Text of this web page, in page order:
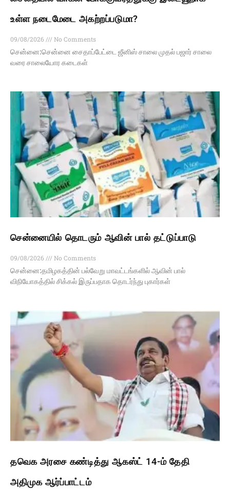
உள்ள நடைமேடை அகற்றப்படுமா?
09/08/2026
No Comments
சென்னை:சென்னை சைதாப்பேட்டை ஜீனிஸ் சாலை முதல் பஜார் சாலை
வரை சாலையோர கடைகள்
சென்னையில் தொடரும் ஆவின் பால் தட்டுப்பாடு
09/08/2026
No Comments
சென்னை:தமிழகத்தின் பல்வேறு மாவட்டங்களில் ஆவின் பால்
விநியோகத்தில் சிக்கல் இருப்பதாக தொடர்ந்து புகார்கள்
தவெக அரசை கண்டித்து ஆகஸ்ட் 14-ம் தேதி
அதிமுக ஆர்ப்பாட்டம்